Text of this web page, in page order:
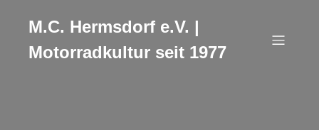
M.C. Hermsdorf e.V. |
Motorradkultur seit 1977